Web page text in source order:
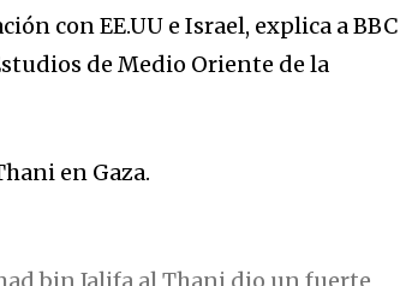
con EE.UU e Israel, explica a BBC
de Medio Oriente de la